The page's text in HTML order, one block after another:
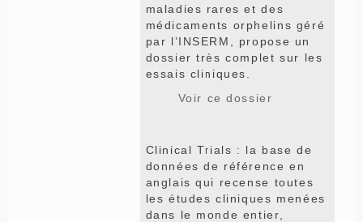
maladies rares et des
médicaments orphelins géré
par l’INSERM, propose un
dossier très complet sur les
essais cliniques.
Voir ce dossier
Clinical Trials : la base de
données de référence en
anglais qui recense toutes
les études cliniques menées
dans le monde entier,